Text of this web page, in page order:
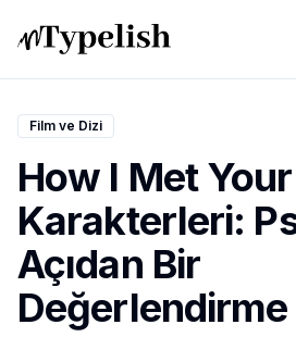
Dünya
Film ve Dizi
Kültür ve Sanat
Sağlık
Film ve Dizi
How I Met
Karakterleri:
Açıdan Bir
Değerlendirme